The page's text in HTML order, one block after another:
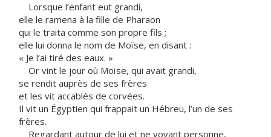
Lorsque l’enfant eut grandi,
elle le ramena à la fille de Pharaon
qui le traita comme son propre fils ;
elle lui donna le nom de Moïse, en disant :
« Je l’ai tiré des eaux. »
Or vint le jour où Moïse, qui avait grandi,
se rendit auprès de ses frères
et les vit accablés de corvées.
Il vit un Égyptien qui frappait un Hébreu, l’un de ses
frères.
Regardant autour de lui et ne voyant personne,